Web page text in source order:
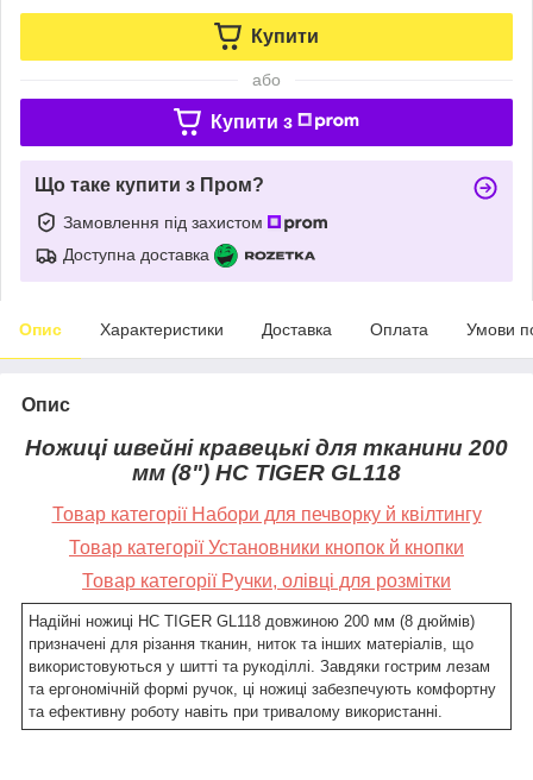
Купити
або
Купити з
Що таке купити з Пром?
Замовлення під захистом
Доступна доставка
Опис Характеристики Доставка Оплата Умови
Опис
Ножиці швейні кравецькі для тканини 200
мм (8") НС TIGER GL118
Товар категорії Набори для печворку й квілтингу
Товар категорії Установники кнопок й кнопки
Товар категорії Ручки, олівці для розмітки
Надійні ножиці НС TIGER GL118 довжиною 200 мм (8 дюймів)
призначені для різання тканин, ниток та інших матеріалів, що
використовуються у шитті та рукоділлі. Завдяки гострим лезам
та ергономічній формі ручок, ці ножиці забезпечують комфортну
та ефективну роботу навіть при тривалому використанні.